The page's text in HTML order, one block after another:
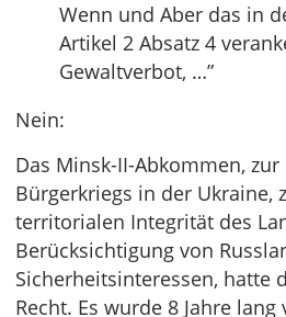
Wenn und Aber das in
Artikel 2 Absatz 4
Gewaltverbot, …”
Nein:
Das Minsk-II-Abkommen,
Bürgerkriegs in der Ukraine,
territorialen Integrität des
Berücksichtigung von
Sicherheitsinteressen, hatte
Recht. Es wurde 8 Jahre